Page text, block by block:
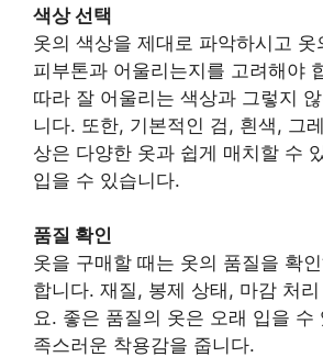
색상 선택
옷의 색상을 제대로 파악하시고 옷
피부톤과 어울리는지를 고려해야
따라 잘 어울리는 색상과 그렇지
니다. 또한, 기본적인 검, 흰색, 그
상은 다양한 옷과 쉽게 매치할 수
입을 수 있습니다.
품질 확인
옷을 구매할 때는 옷의 품질을 확
합니다. 재질, 봉제 상태, 마감 처
요. 좋은 품질의 옷은 오래 입을 수
족스러운 착용감을 줍니다.